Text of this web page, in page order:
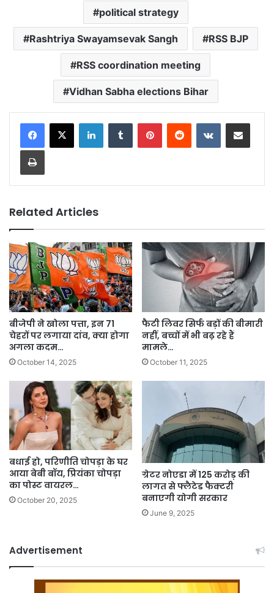
political strategy
Rashtriya Swayamsevak Sangh RSS BJP
RSS coordination meeting
Vidhan Sabha elections Bihar
LinkedInTumblr PinterestReddit VKontakteShare via Email
Print
Related Articles
बीजेपी ने खोला पत्ता, इन 71
चेहरों पर लगाया दांव, क्या होगा
अगला कदम…
October 14, 2025
फैटी लिवर सिर्फ बड़ों की बीमारी
नहीं, बच्चों में भी बढ़ रहे हैं
मामले…
October 11, 2025
बधाई हो, परिणीति चोपड़ा के घर
आया बेबी बॉय, प्रियंका चोपड़ा
का पोस्ट वायरल…
October 20, 2025
ग्रेटर नोएडा में 125 करोड़ की
लागत से फ्लैटेड फैक्टरी
बनाएगी योगी सरकार
June 9, 2025
Advertisement